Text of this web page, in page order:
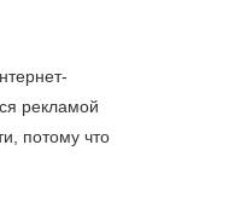
рекламой
потому что